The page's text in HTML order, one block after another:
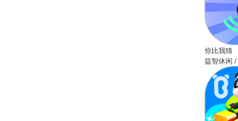
你比我猜
益智休闲 /